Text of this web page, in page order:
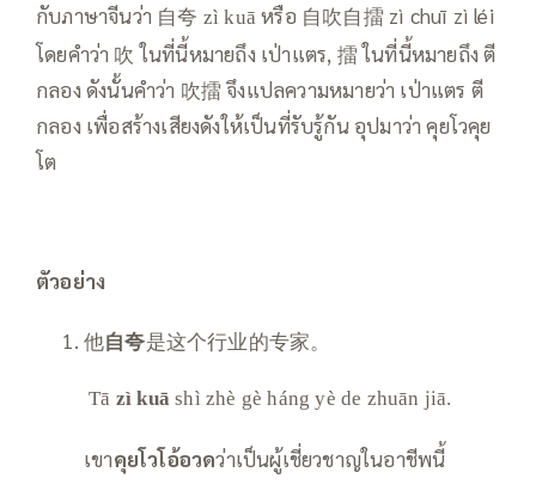
กับภาษาจีนว่า 自夸 zì kuā หรือ 自吹自擂 zì chuī zì léi
โดยคำว่า 吹 ในที่นี้หมายถึง เป่าแตร, 擂 ในที่นี้หมายถึง ตี
กลอง ดังนั้นคำว่า 吹擂 จึงแปลความหมายว่า เป่าแตร ตี
กลอง เพื่อสร้างเสียงดังให้เป็นที่รับรู้กัน อุปมาว่า คุยโวคุย
โต
ตัวอย่าง
他自夸是这个行业的专家。
Tā zì kuā shì zhè gè háng yè de zhuān jiā.
เขาคุยโวโอ้อวดว่าเป็นผู้เชี่ยวชาญในอาชีพนี้